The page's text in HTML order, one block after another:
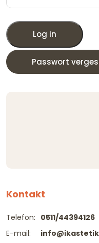
Log in
Passwort
Kontakt
Telefon:
E-mail:
0511/44394126